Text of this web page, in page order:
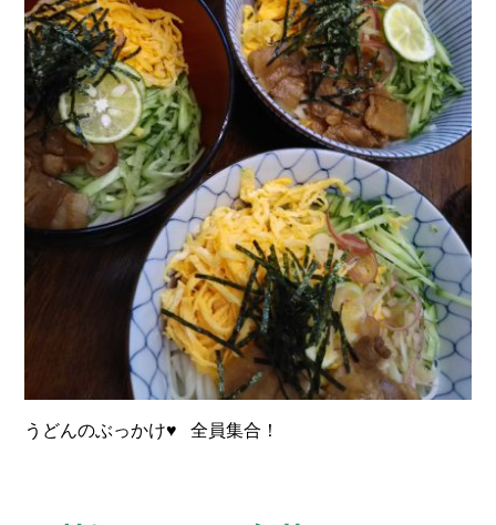
うどんのぶっかけ♥ 全員集合！